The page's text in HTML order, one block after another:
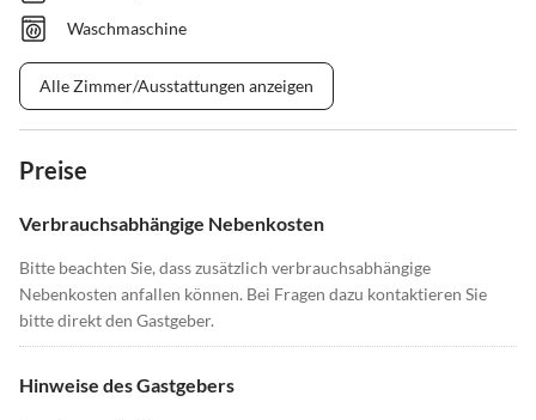
Waschmaschine
Alle Zimmer/Ausstattungen anzeigen
Preise
Verbrauchsabhängige Nebenkosten
Bitte beachten Sie, dass zusätzlich verbrauchsabhängige
Nebenkosten anfallen können. Bei Fragen dazu kontaktieren Sie
bitte direkt den Gastgeber.
Hinweise des Gastgebers